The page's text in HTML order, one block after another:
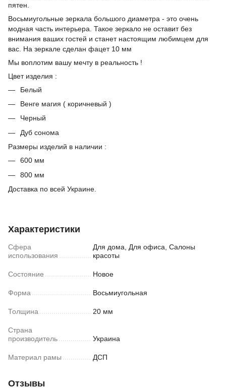
пятен.
Восьмиугольные зеркала большого диаметра - это очень
модная часть интерьера. Такое зеркало не оставит без
внимания ваших гостей и станет настоящим любимцем для
вас. На зеркале сделан фацет 10 мм
Мы воплотим вашу мечту в реальность !
Цвет изделия :
Белый
Венге магия ( коричневый )
Черный
Дуб сонома
Размеры изделий в наличии :
600 мм
800 мм
Доставка по всей Украине.
Характеристики
Сфера
использования
Для дома, Для офиса, Салоны
красоты
Состояние Новое
Форма Восьмиугольная
Толщина 20 мм
Страна
производитель
Украина
Материал рамы ДСП
Отзывы